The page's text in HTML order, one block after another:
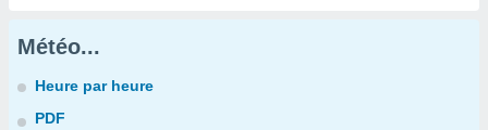
Météo...
Heure par heure
PDF